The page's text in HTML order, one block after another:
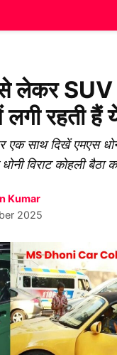
लेकर SUV
रहती हैं
एक साथ दिखें एमएस
विराट कोहली
Kumar
2025